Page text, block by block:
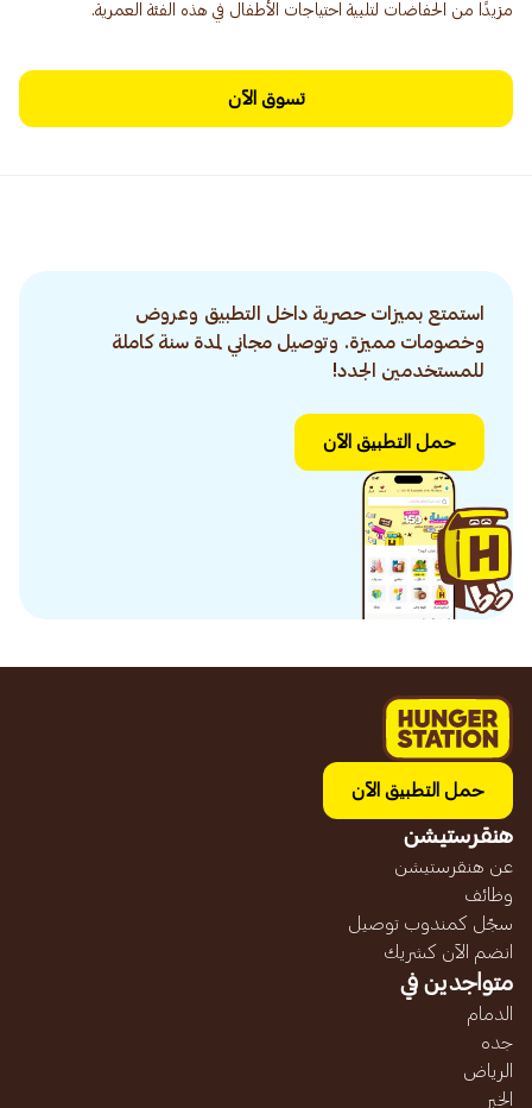
مزيدًا من الحفاضات لتلبية احتياجات الأطفال في هذه الفئة العمرية.
تسوق الآن
استمتع بميزات حصرية داخل التطبيق وعروض
وخصومات مميزة. وتوصيل مجاني لمدة سنة كاملة
للمستخدمين الجدد!
حمل التطبيق الآن
حمل التطبيق الآن
هنقرستيشن
عن هنقرستيشن
وظائف
سجّل كمندوب توصيل
انضم الآن كشريك
متواجدين في
الدمام
جده
الرياض
الخبر